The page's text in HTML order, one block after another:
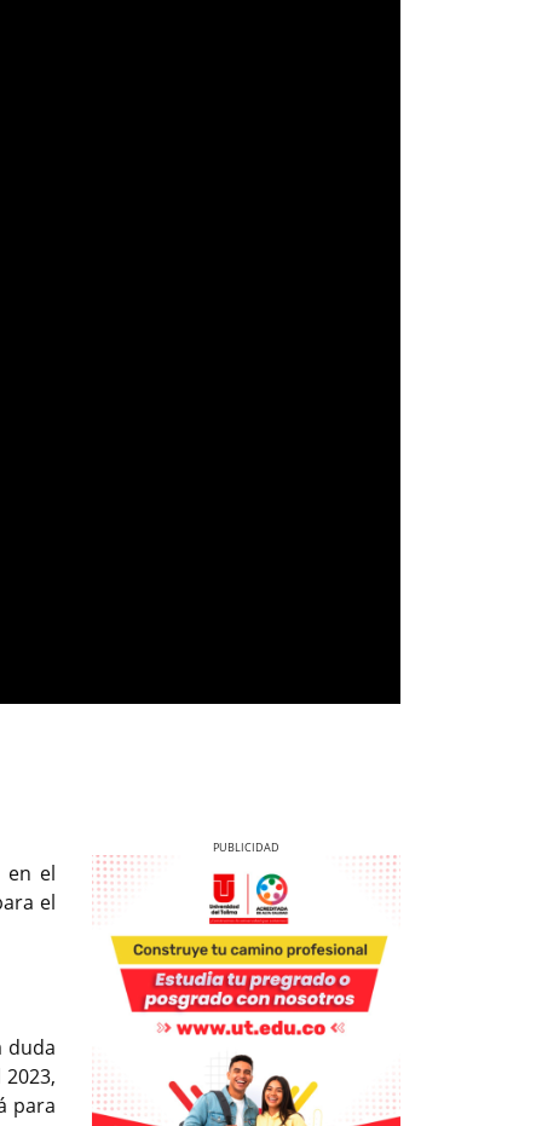
en el
el
duda
para
Previous